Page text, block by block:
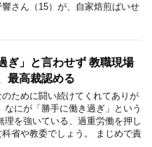
さん（15）が、自家焙煎ばいせ
ぎ」と言わせず 教職現場
最高裁認める
ために闘い続けてくれてありが
なにが「勝手に働き過ぎ」という
理を強いている、過重労働を押し
省や教委でしょう。 まじめで責